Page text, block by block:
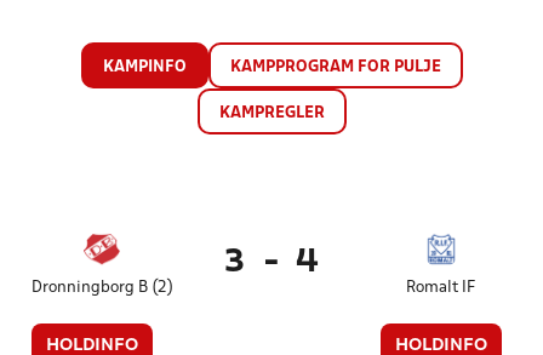
KAMPINFO KAMPPROGRAM FOR PULJE
KAMPREGLER
Dronningborg B (2)
HOLDINFO
3 - 4
Romalt IF
HOLDINFO